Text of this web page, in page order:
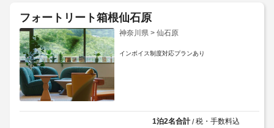
フォートリート箱根仙石原
神奈川県 > 仙石原
インボイス制度対応プランあり
1泊2名合計/税・手数料込